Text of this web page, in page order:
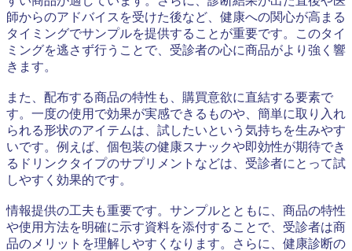
師からのアドバイスを受けた後など、健康への関心が高まる
タイミングでサンプルを提供することが重要です。このタイ
ミングを逃さず行うことで、受診者の心に商品がより強く響
きます。
また、配布する商品の特性も、購買意欲に直結する要素で
す。一度の使用で効果が実感できるものや、簡単に取り入れ
られる形状のアイテムは、試したいという気持ちを生みやす
いです。例えば、個包装の健康スナックや即効性が期待でき
るドリンクタイプのサプリメントなどは、受診者にとって試
しやすく効果的です。
情報提供の工夫も重要です。サンプルとともに、商品の特性
や使用方法を明確に示す資料を添付することで、受診者は商
品のメリットを理解しやすくなります。さらに、健康診断の